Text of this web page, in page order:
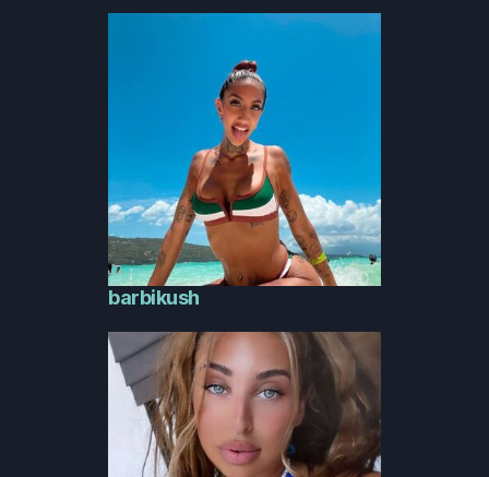
barbikush